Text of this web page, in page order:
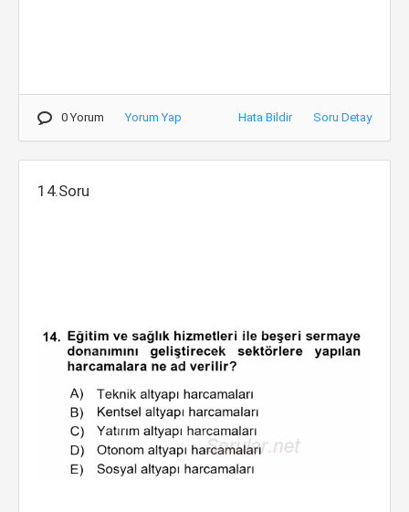
0 Yorum Yorum Yap Hata Bildir Soru Detay
14.Soru